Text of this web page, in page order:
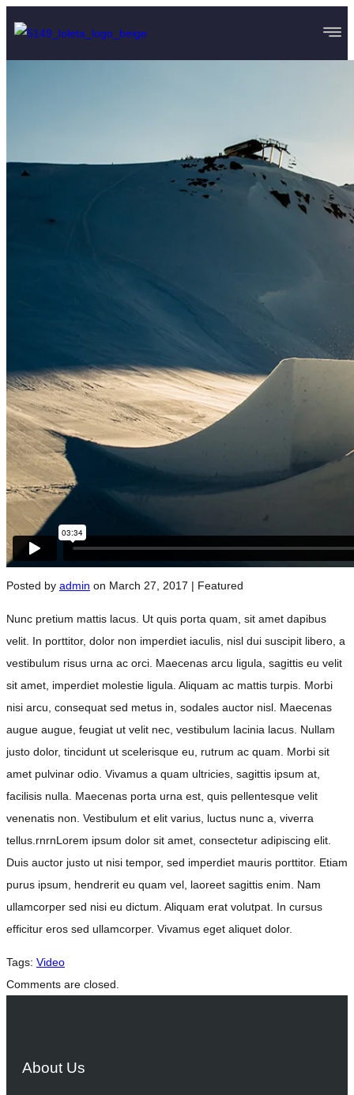
Posted by admin on March 27, 2017 | Featured
Nunc pretium mattis lacus. Ut quis porta quam, sit amet dapibus
velit. In porttitor, dolor non imperdiet iaculis, nisl dui suscipit libero, a
vestibulum risus urna ac orci. Maecenas arcu ligula, sagittis eu velit
sit amet, imperdiet molestie ligula. Aliquam ac mattis turpis. Morbi
nisi arcu, consequat sed metus in, sodales auctor nisl. Maecenas
augue augue, feugiat ut velit nec, vestibulum lacinia lacus. Nullam
justo dolor, tincidunt ut scelerisque eu, rutrum ac quam. Morbi sit
amet pulvinar odio. Vivamus a quam ultricies, sagittis ipsum at,
facilisis nulla. Maecenas porta urna est, quis pellentesque velit
venenatis non. Vestibulum et elit varius, luctus nunc a, viverra
tellus.rnrnLorem ipsum dolor sit amet, consectetur adipiscing elit.
Duis auctor justo ut nisi tempor, sed imperdiet mauris porttitor. Etiam
purus ipsum, hendrerit eu quam vel, laoreet sagittis enim. Nam
ullamcorper sed nisi eu dictum. Aliquam erat volutpat. In cursus
efficitur eros sed ullamcorper. Vivamus eget aliquet dolor.
Tags: Video
Comments are closed.
About Us